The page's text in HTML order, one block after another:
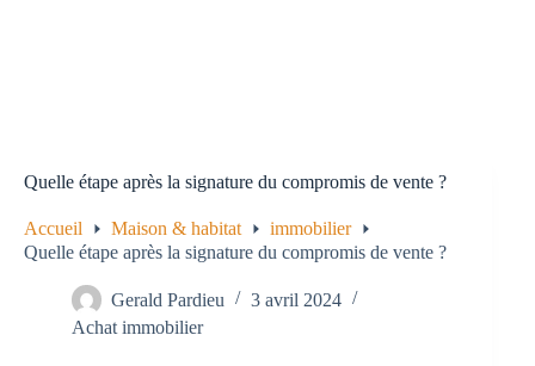
Quelle étape après la signature du compromis de vente ?
Accueil Maison & habitat
immobilier
Quelle étape après la signature du compromis de vente ?
Gerald Pardieu
3 avril 2024
Achat immobilier